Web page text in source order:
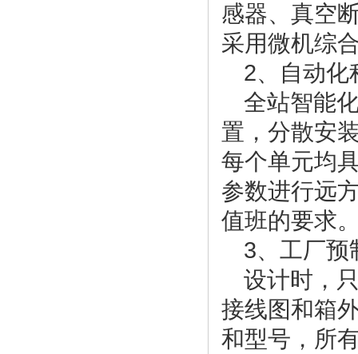
感器、真空
采用微机综
2、自动化
全站智能
置，分散安
每个单元均
参数进行远
值班的要求
3、工厂预
设计时，
接线图和箱
和型号，所